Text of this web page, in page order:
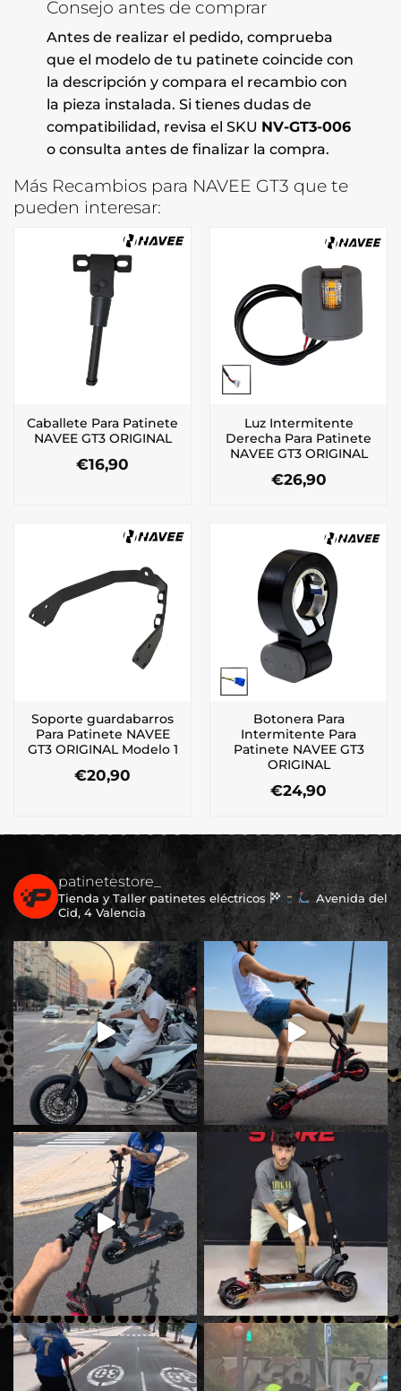
Consejo antes de comprar
Antes de realizar el pedido, comprueba
que el modelo de tu patinete coincide con
la descripción y compara el recambio con
la pieza instalada. Si tienes dudas de
compatibilidad, revisa el SKU NV-GT3-006
o consulta antes de finalizar la compra.
Más Recambios para NAVEE GT3 que te
pueden interesar:
Caballete Para Patinete
NAVEE GT3 ORIGINAL
€16,90
Luz Intermitente
Derecha Para Patinete
NAVEE GT3 ORIGINAL
€26,90
Soporte guardabarros
Para Patinete NAVEE
GT3 ORIGINAL Modelo 1
€20,90
Botonera Para
Intermitente Para
Patinete NAVEE GT3
ORIGINAL
€24,90
patinetestore_
Tienda y Taller patinetes eléctricos
Avenida del
Cid, 4 Valencia